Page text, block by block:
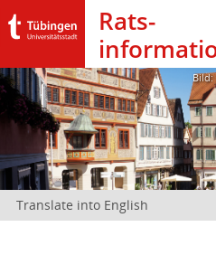
Rats­
Bild:
Translate into English